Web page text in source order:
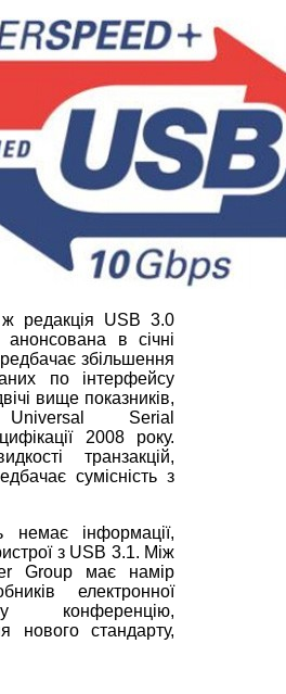
редакція USB 3.0
в січні
збільшення
по інтерфейсу
вище показників,
Serial
2008 року.
транзакцій,
сумісність з
немає інформації,
з USB 3.1. Між
Group має намір
електронної
конференцію,
нового стандарту,